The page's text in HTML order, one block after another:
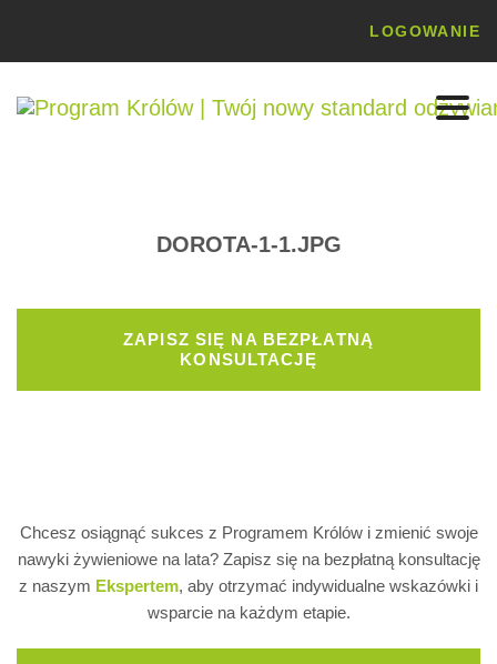
LOGOWANIE
DOROTA-1-1.JPG
ZAPISZ SIĘ NA BEZPŁATNĄ
KONSULTACJĘ
Chcesz osiągnąć sukces z Programem Królów i zmienić swoje
nawyki żywieniowe na lata? Zapisz się na bezpłatną konsultację
z naszym Ekspertem, aby otrzymać indywidualne wskazówki i
wsparcie na każdym etapie.